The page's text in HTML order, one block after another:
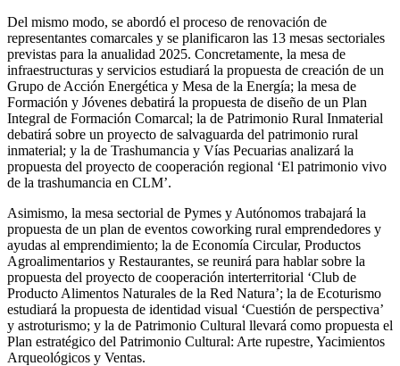
Del mismo modo, se abordó el proceso de renovación de
representantes comarcales y se planificaron las 13 mesas sectoriales
previstas para la anualidad 2025. Concretamente, la mesa de
infraestructuras y servicios estudiará la propuesta de creación de un
Grupo de Acción Energética y Mesa de la Energía; la mesa de
Formación y Jóvenes debatirá la propuesta de diseño de un Plan
Integral de Formación Comarcal; la de Patrimonio Rural Inmaterial
debatirá sobre un proyecto de salvaguarda del patrimonio rural
inmaterial; y la de Trashumancia y Vías Pecuarias analizará la
propuesta del proyecto de cooperación regional ‘El patrimonio vivo
de la trashumancia en CLM’.
Asimismo, la mesa sectorial de Pymes y Autónomos trabajará la
propuesta de un plan de eventos coworking rural emprendedores y
ayudas al emprendimiento; la de Economía Circular, Productos
Agroalimentarios y Restaurantes, se reunirá para hablar sobre la
propuesta del proyecto de cooperación interterritorial ‘Club de
Producto Alimentos Naturales de la Red Natura’; la de Ecoturismo
estudiará la propuesta de identidad visual ‘Cuestión de perspectiva’
y astroturismo; y la de Patrimonio Cultural llevará como propuesta el
Plan estratégico del Patrimonio Cultural: Arte rupestre, Yacimientos
Arqueológicos y Ventas.